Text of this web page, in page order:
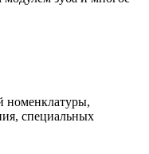
номенклатуры,
специальных